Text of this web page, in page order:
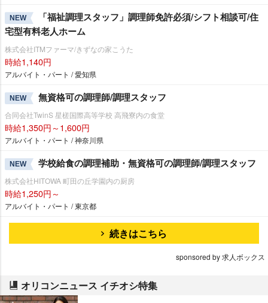
NEW
「福祉調理スタッフ」調理師免許必須/シフト相談可/住
宅型有料老人ホーム
株式会社ITMファーマ/きずなの家こうた
時給1,140円
アルバイト・パート / 愛知県
NEW 無資格可の調理師/調理スタッフ
合同会社TwinS 星槎国際高等学校 高飛寮内の食堂
時給1,350円～1,600円
アルバイト・パート / 神奈川県
NEW 学校給食の調理補助・無資格可の調理師/調理スタッフ
株式会社HITOWA 町田の丘学園内の厨房
時給1,250円～
アルバイト・パート / 東京都
続きはこちら
sponsored by 求人ボックス
オリコンニュース イチオシ特集